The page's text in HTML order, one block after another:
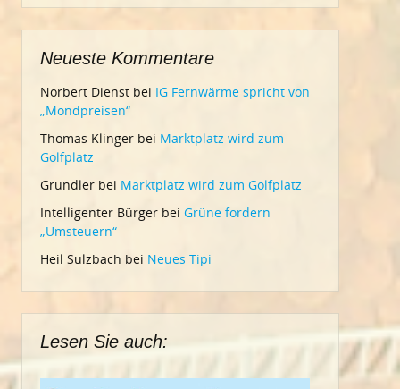
Neueste Kommentare
Norbert Dienst bei IG Fernwärme spricht von
„Mondpreisen“
Thomas Klinger bei Marktplatz wird zum
Golfplatz
Grundler bei Marktplatz wird zum Golfplatz
Intelligenter Bürger bei Grüne fordern
„Umsteuern“
Heil Sulzbach bei Neues Tipi
Lesen Sie auch: